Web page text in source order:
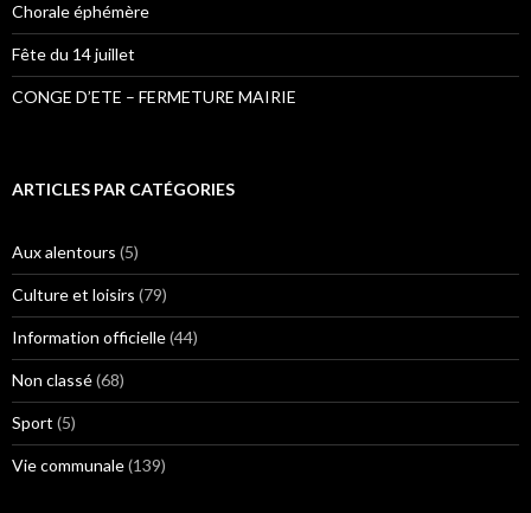
Chorale éphémère
Fête du 14 juillet
CONGE D’ETE – FERMETURE MAIRIE
ARTICLES PAR CATÉGORIES
Aux alentours (5)
Culture et loisirs (79)
Information officielle(44)
Non classé(68)
Sport (5)
Vie communale(139)